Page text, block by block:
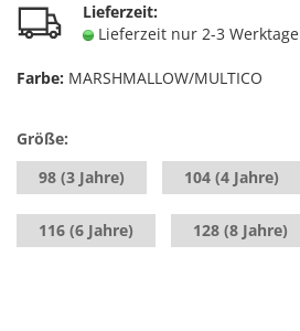
Lieferzeit:
Lieferzeit nur 2-3 Werktage
Farbe: MARSHMALLOW/MULTICO
Größe:
98 (3 Jahre)
104 (4 Jahre)
116 (6 Jahre) 128 (8 Jahre)